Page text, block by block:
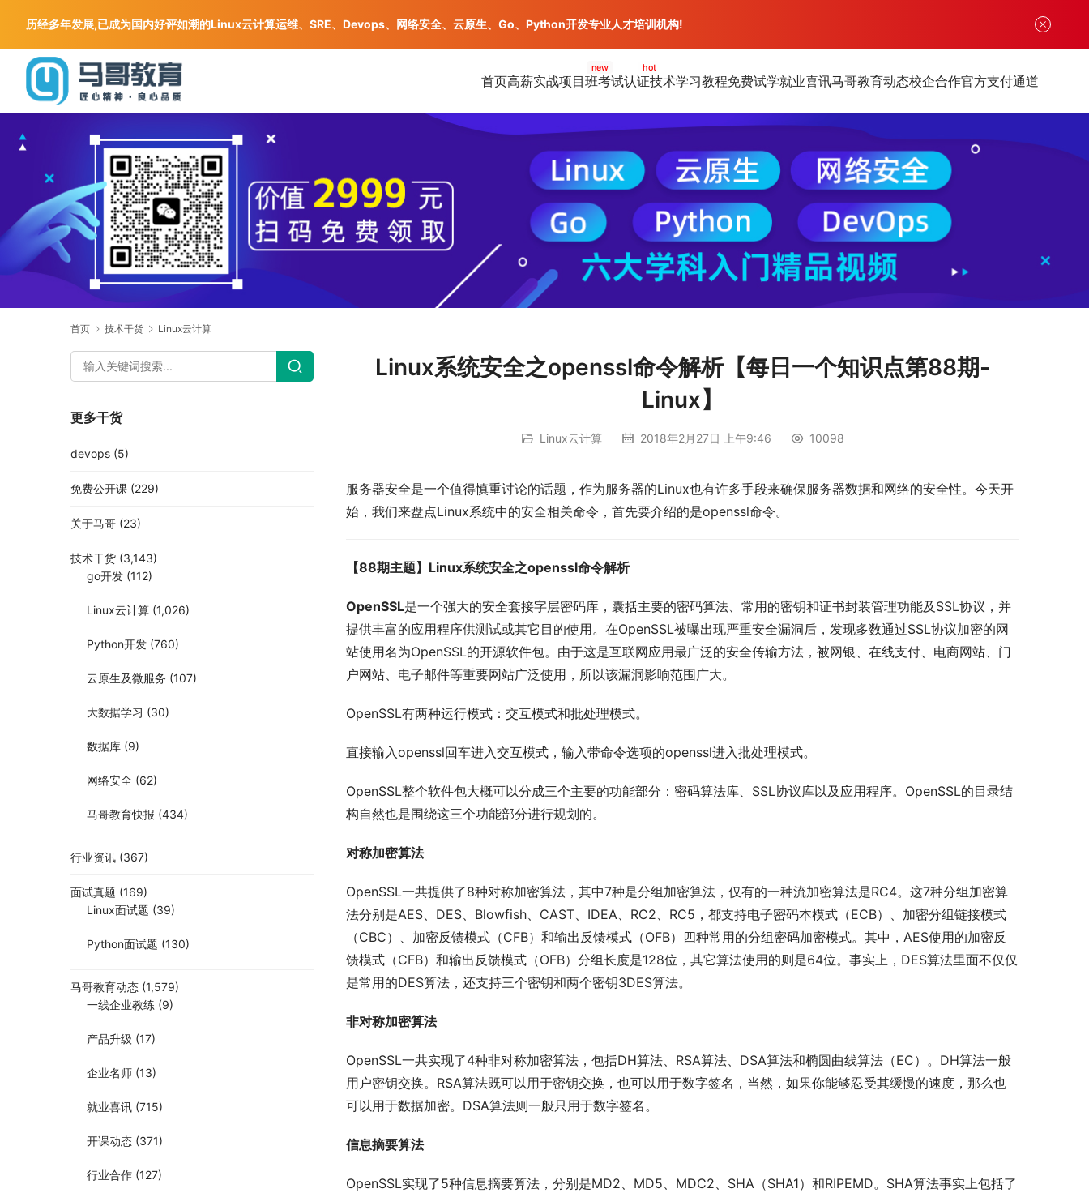
首页高薪实战项目班
new
考试认证
hot
技术学习教程免费试学就业喜讯马哥教育动态校企合作官方支付通道
首页 技术干货 Linux云计算
Linux系统安全之openssl命令解析【每日一个知识点第88期-
Linux】
Linux云计算 2018年2月27日 上午9:46 10098
服务器安全是一个值得慎重讨论的话题，作为服务器的Linux也有许多手段来确保服务器数据和网络的安全性。今天开
始，我们来盘点Linux系统中的安全相关命令，首先要介绍的是openssl命令。
【88期主题】Linux系统安全之openssl命令解析
OpenSSL是一个强大的安全套接字层密码库，囊括主要的密码算法、常用的密钥和证书封装管理功能及SSL协议，并
提供丰富的应用程序供测试或其它目的使用。在OpenSSL被曝出现严重安全漏洞后，发现多数通过SSL协议加密的网
站使用名为OpenSSL的开源软件包。由于这是互联网应用最广泛的安全传输方法，被网银、在线支付、电商网站、门
户网站、电子邮件等重要网站广泛使用，所以该漏洞影响范围广大。
OpenSSL有两种运行模式：交互模式和批处理模式。
直接输入openssl回车进入交互模式，输入带命令选项的openssl进入批处理模式。
OpenSSL整个软件包大概可以分成三个主要的功能部分：密码算法库、SSL协议库以及应用程序。OpenSSL的目录结
构自然也是围绕这三个功能部分进行规划的。
对称加密算法
OpenSSL一共提供了8种对称加密算法，其中7种是分组加密算法，仅有的一种流加密算法是RC4。这7种分组加密算
法分别是AES、DES、Blowfish、CAST、IDEA、RC2、RC5，都支持电子密码本模式（ECB）、加密分组链接模式
（CBC）、加密反馈模式（CFB）和输出反馈模式（OFB）四种常用的分组密码加密模式。其中，AES使用的加密反
馈模式（CFB）和输出反馈模式（OFB）分组长度是128位，其它算法使用的则是64位。事实上，DES算法里面不仅仅
是常用的DES算法，还支持三个密钥和两个密钥3DES算法。
非对称加密算法
OpenSSL一共实现了4种非对称加密算法，包括DH算法、RSA算法、DSA算法和椭圆曲线算法（EC）。DH算法一般
用户密钥交换。RSA算法既可以用于密钥交换，也可以用于数字签名，当然，如果你能够忍受其缓慢的速度，那么也
可以用于数据加密。DSA算法则一般只用于数字签名。
信息摘要算法
OpenSSL实现了5种信息摘要算法，分别是MD2、MD5、MDC2、SHA（SHA1）和RIPEMD。SHA算法事实上包括了
更多干货
devops (5)
免费公开课 (229)
关于马哥 (23)
技术干货 (3,143)
go开发 (112)
Linux云计算 (1,026)
Python开发 (760)
云原生及微服务 (107)
大数据学习 (30)
数据库 (9)
网络安全 (62)
马哥教育快报 (434)
行业资讯 (367)
面试真题 (169)
Linux面试题 (39)
Python面试题 (130)
马哥教育动态 (1,579)
一线企业教练 (9)
产品升级 (17)
企业名师 (13)
就业喜讯 (715)
开课动态 (371)
行业合作 (127)
历经多年发展,已成为国内好评如潮的Linux云计算运维、SRE、Devops、网络安全、云原生、Go、Python开发专业人才培训机构!